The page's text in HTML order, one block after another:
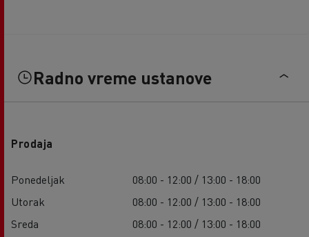
Radno vreme ustanove
Prodaja
Ponedeljak
08:00 - 12:00 / 13:00 - 18:00
Utorak
08:00 - 12:00 / 13:00 - 18:00
Sreda
08:00 - 12:00 / 13:00 - 18:00